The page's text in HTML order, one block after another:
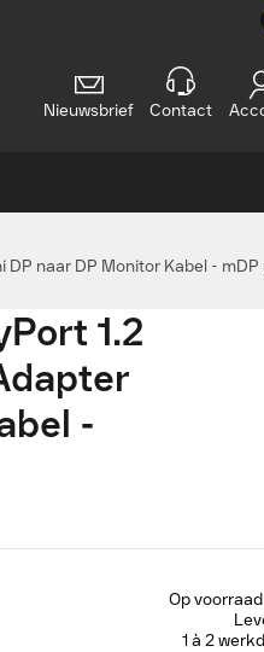
Nieuwsbrief Contact
naar DP Monitor Kabel - mDP
1.2
-
Op voorraad
1 à 2